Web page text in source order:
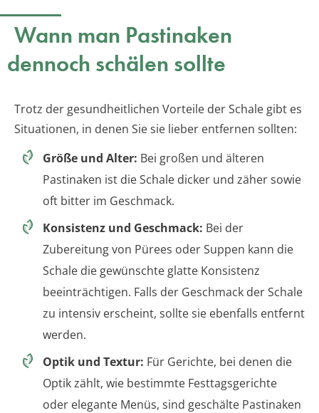
Wann man Pastinaken
dennoch schälen sollte
Trotz der gesundheitlichen Vorteile der Schale gibt es
Situationen, in denen Sie sie lieber entfernen sollten:
Größe und Alter: Bei großen und älteren
Pastinaken ist die Schale dicker und zäher sowie
oft bitter im Geschmack.
Konsistenz und Geschmack: Bei der
Zubereitung von Pürees oder Suppen kann die
Schale die gewünschte glatte Konsistenz
beeinträchtigen. Falls der Geschmack der Schale
zu intensiv erscheint, sollte sie ebenfalls entfernt
werden.
Optik und Textur: Für Gerichte, bei denen die
Optik zählt, wie bestimmte Festtagsgerichte
oder elegante Menüs, sind geschälte Pastinaken